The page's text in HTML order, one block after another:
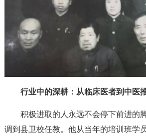
行业中的深耕：从临床医者到中医
积极进取的人永远不会停下前进的
调到县卫校任教。他从当年的培训班学